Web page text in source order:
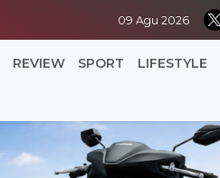
09 Agu 2026
REVIEW SPORT LIFESTYLE